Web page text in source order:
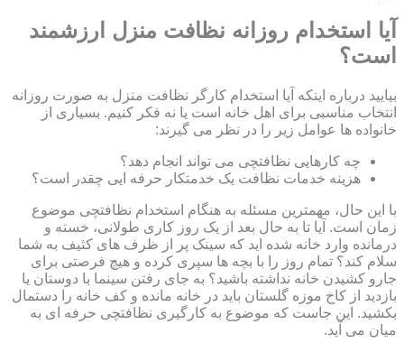
آیا استخدام روزانه نظافت منزل ارزشمند
است؟
بیایید درباره اینکه آیا استخدام کارگر نظافت منزل به صورت روزانه
انتخاب مناسبی برای اهل خانه است یا نه فکر کنیم. بسیاری از
خانواده ها عوامل زیر را در نظر می گیرند:
چه کارهایی نظافتچی می تواند انجام دهد؟
هزینه خدمات نظافت یک خدمتکار حرفه ایی چقدر است؟
با این حال، مهمترین مسئله به هنگام استخدام نظافتچی موضوع
زمان است. آیا تا به حال بعد از یک روز کاری طولانی، خسته و
درمانده وارد خانه شده اید که سینک پر از ظرف های کثیف به شما
سلام کند؟ تمام روز را با بچه ها سپری کرده و هیچ فرصتی برای
جارو کشیدن خانه نداشته باشید؟ به جای رفتن سینما با دوستان یا
بازدید از کاخ موزه گلستان باید در خانه مانده و کف خانه را دستمال
بکشید. این جاست که موضوع به کارگیری نظافتچی حرفه ای به
میان می آید.